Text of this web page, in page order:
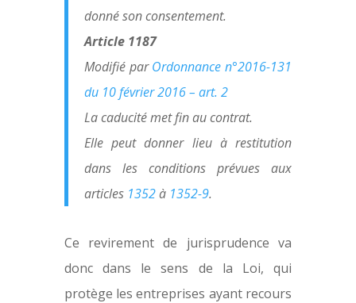
donné son consentement.
Article 1187
Modifié parOrdonnance n°2016-131
du 10 février 2016 – art. 2
La caducité met fin au contrat.
Elle peut donner lieu à restitution
dans les conditions prévues aux
articles 1352à 1352-9.
Ce revirement de jurisprudence va
donc dans le sens de la Loi, qui
protège les entreprises ayant recours